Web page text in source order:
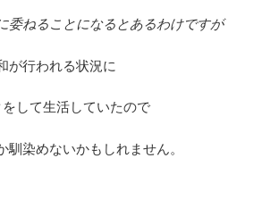
委ねることになるとあるわけですが
が行われる状況に
して生活していたので
馴染めないかもしれません。